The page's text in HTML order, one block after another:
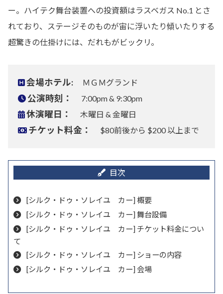
ー。ハイテク舞台装置への投資額はラスベガス No.1 とさ
れており、ステージそのものが宙に浮いたり傾いたりする
超驚きの仕掛けには、だれもがビックリ。
会場ホテル: ＭＧＭグランド
公演時刻： 7:00pm & 9:30pm
休演曜日： 木曜日 & 金曜日
チケット料金： $80前後から $200 以上まで
[シルク・ドゥ・ソレイユ カー] 概要
[シルク・ドゥ・ソレイユ カー] 舞台設備
[シルク・ドゥ・ソレイユ カー] チケット料金につい
て
[シルク・ドゥ・ソレイユ カー] ショーの内容
[シルク・ドゥ・ソレイユ カー] 会場